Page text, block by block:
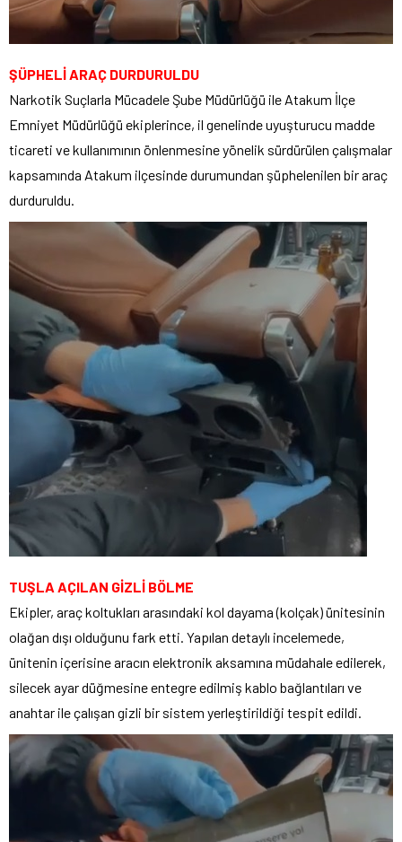
ŞÜPHELİ ARAÇ DURDURULDU
Narkotik Suçlarla Mücadele Şube Müdürlüğü ile Atakum İlçe
Emniyet Müdürlüğü ekiplerince, il genelinde uyuşturucu madde
ticareti ve kullanımının önlenmesine yönelik sürdürülen çalışmalar
kapsamında Atakum ilçesinde durumundan şüphelenilen bir araç
durduruldu.
TUŞLA AÇILAN GİZLİ BÖLME
Ekipler, araç koltukları arasındaki kol dayama (kolçak) ünitesinin
olağan dışı olduğunu fark etti. Yapılan detaylı incelemede,
ünitenin içerisine aracın elektronik aksamına müdahale edilerek,
silecek ayar düğmesine entegre edilmiş kablo bağlantıları ve
anahtar ile çalışan gizli bir sistem yerleştirildiği tespit edildi.